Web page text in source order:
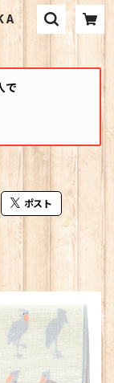
で
ポスト